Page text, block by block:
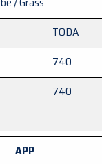
TODA
740
740
APP